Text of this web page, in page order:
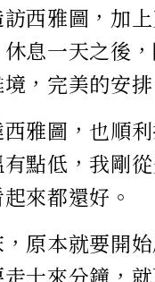
西雅圖，加
息一天之後
，完美的安排
雅圖，也順
點低，我剛
來都還好。
原本就要開
十來分鐘，